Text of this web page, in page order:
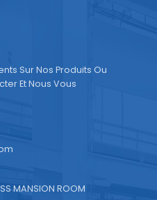
Sur Nos Produits Ou
Et Nous Vous
MANSION ROOM